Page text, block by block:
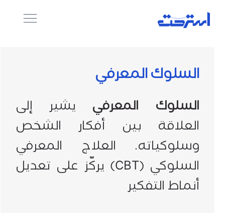
السلوك المعرفي
السلوك المعرفي يشير إلى
العلاقة بين أفكار الشخص
وسلوكياته. العلاج المعرفي
السلوكي (CBT) يركّز على تعديل
أنماط التفكير